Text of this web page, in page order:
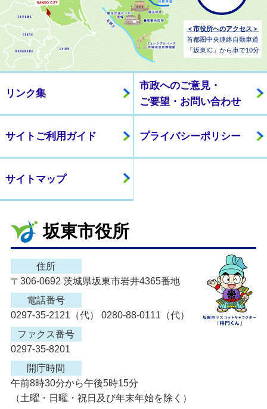
＜市役所へのアクセス＞
首都圏中央連絡自動車道
「坂東IC」から車で10分
リンク集
市政へのご意見・
ご要望・お問い合わせ
サイトご利用ガイド プライバシーポリシー
サイトマップ
坂東市役所
住所
〒306-0692 茨城県坂東市岩井4365番地
電話番号
0297-35-2121（代） 0280-88-0111（代）
ファクス番号
0297-35-8201
開庁時間
午前8時30分から午後5時15分
（土曜・日曜・祝日及び年末年始を除く）